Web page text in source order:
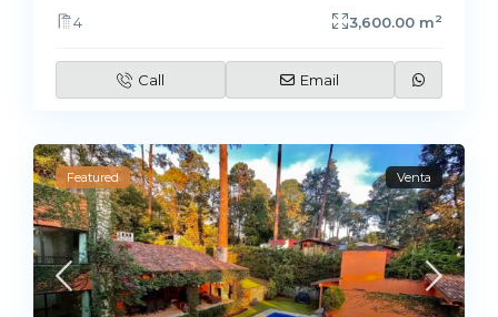
4 3,600.00 m2
Call Email
Featured Venta